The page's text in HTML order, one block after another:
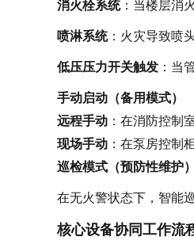
消火栓系统：当楼层消
喷淋系统：火灾导致喷
低压压力开关触发 ：当
手动启动（备用模式）
远程手动 ：在消防控制
现场手动 ：在泵房控制
巡检模式（预防性维护）
在无火警状态下，智能
核心设备协同工作流